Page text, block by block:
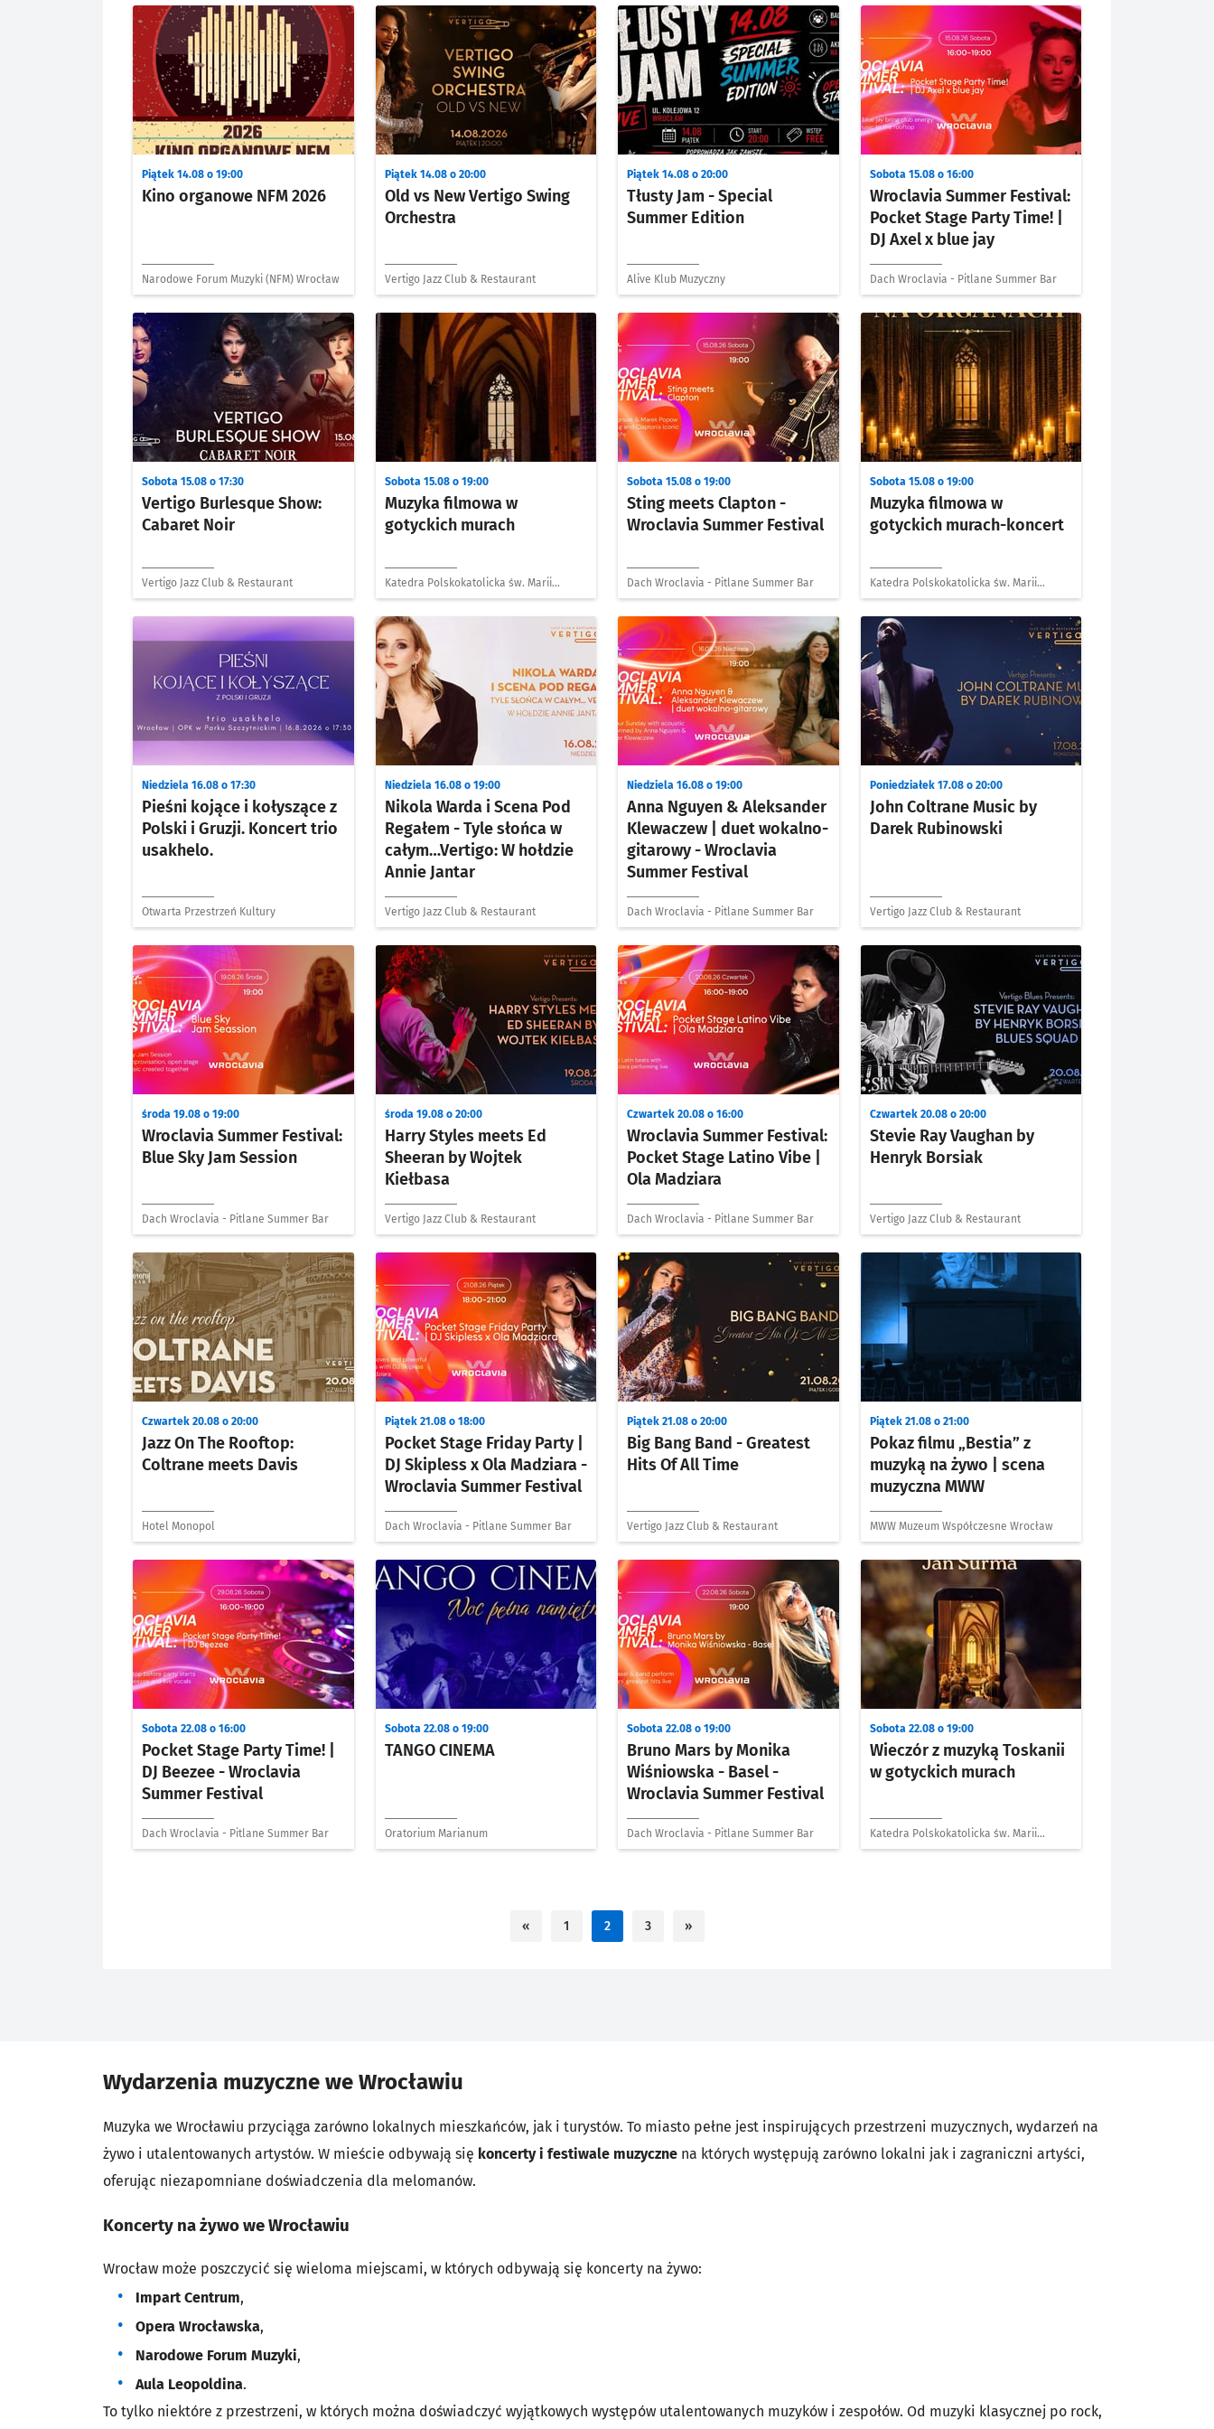
Kino organowe NFM 2026
Piątek 14.08 o 19:00
Narodowe Forum Muzyki (NFM) Wrocław
Old vs New Vertigo Swing
Orchestra
Piątek 14.08 o 20:00
Vertigo Jazz Club & Restaurant
Tłusty Jam - Special
Summer Edition
Piątek 14.08 o 20:00
Alive Klub Muzyczny
Wroclavia Summer Festival:
Pocket Stage Party Time! |
DJ Axel x blue jay
Sobota 15.08 o 16:00
Dach Wroclavia - Pitlane Summer Bar
Vertigo Burlesque Show:
Cabaret Noir
Sobota 15.08 o 17:30
Vertigo Jazz Club & Restaurant
Muzyka filmowa w
gotyckich murach
Sobota 15.08 o 19:00
Katedra Polskokatolicka św. Marii
Magdaleny
Sting meets Clapton -
Wroclavia Summer Festival
Sobota 15.08 o 19:00
Dach Wroclavia - Pitlane Summer Bar
Muzyka filmowa w
gotyckich murach-koncert
Sobota 15.08 o 19:00
Katedra Polskokatolicka św. Marii
Magdaleny
Pieśni kojące i kołyszące z
Polski i Gruzji. Koncert trio
usakhelo.
Niedziela 16.08 o 17:30
Otwarta Przestrzeń Kultury
Nikola Warda i Scena Pod
Regałem - Tyle słońca w
całym…Vertigo: W hołdzie
Annie Jantar
Niedziela 16.08 o 19:00
Vertigo Jazz Club & Restaurant
Anna Nguyen & Aleksander
Klewaczew | duet wokalno-
gitarowy - Wroclavia
Summer Festival
Niedziela 16.08 o 19:00
Dach Wroclavia - Pitlane Summer Bar
John Coltrane Music by
Darek Rubinowski
Poniedziałek 17.08 o 20:00
Vertigo Jazz Club & Restaurant
Wroclavia Summer Festival:
Blue Sky Jam Session
środa 19.08 o 19:00
Dach Wroclavia - Pitlane Summer Bar
Harry Styles meets Ed
Sheeran by Wojtek
Kiełbasa
środa 19.08 o 20:00
Vertigo Jazz Club & Restaurant
Wroclavia Summer Festival:
Pocket Stage Latino Vibe |
Ola Madziara
Czwartek 20.08 o 16:00
Dach Wroclavia - Pitlane Summer Bar
Stevie Ray Vaughan by
Henryk Borsiak
Czwartek 20.08 o 20:00
Vertigo Jazz Club & Restaurant
Jazz On The Rooftop:
Coltrane meets Davis
Czwartek 20.08 o 20:00
Hotel Monopol
Pocket Stage Friday Party |
DJ Skipless x Ola Madziara -
Wroclavia Summer Festival
Piątek 21.08 o 18:00
Dach Wroclavia - Pitlane Summer Bar
Big Bang Band - Greatest
Hits Of All Time
Piątek 21.08 o 20:00
Vertigo Jazz Club & Restaurant
Pokaz filmu „Bestia” z
muzyką na żywo | scena
muzyczna MWW
Piątek 21.08 o 21:00
MWW Muzeum Współczesne Wrocław
Pocket Stage Party Time! |
DJ Beezee - Wroclavia
Summer Festival
Sobota 22.08 o 16:00
Dach Wroclavia - Pitlane Summer Bar
TANGO CINEMA
Sobota 22.08 o 19:00
Oratorium Marianum
Bruno Mars by Monika
Wiśniowska - Basel -
Wroclavia Summer Festival
Sobota 22.08 o 19:00
Dach Wroclavia - Pitlane Summer Bar
Wieczór z muzyką Toskanii
w gotyckich murach
Sobota 22.08 o 19:00
Katedra Polskokatolicka św. Marii
Magdaleny
« 1 2 3 »
Wydarzenia muzyczne we Wrocławiu
Muzyka we Wrocławiu przyciąga zarówno lokalnych mieszkańców, jak i turystów. To miasto pełne jest inspirujących przestrzeni muzycznych, wydarzeń na
żywo i utalentowanych artystów. W mieście odbywają się koncerty i festiwale muzyczne na których występują zarówno lokalni jak i zagraniczni artyści,
oferując niezapomniane doświadczenia dla melomanów.
Koncerty na żywo we Wrocławiu
Wrocław może poszczycić się wieloma miejscami, w których odbywają się koncerty na żywo:
Impart Centrum,
Opera Wrocławska,
Narodowe Forum Muzyki,
Aula Leopoldina.
To tylko niektóre z przestrzeni, w których można doświadczyć wyjątkowych występów utalentowanych muzyków i zespołów. Od muzyki klasycznej po rock,